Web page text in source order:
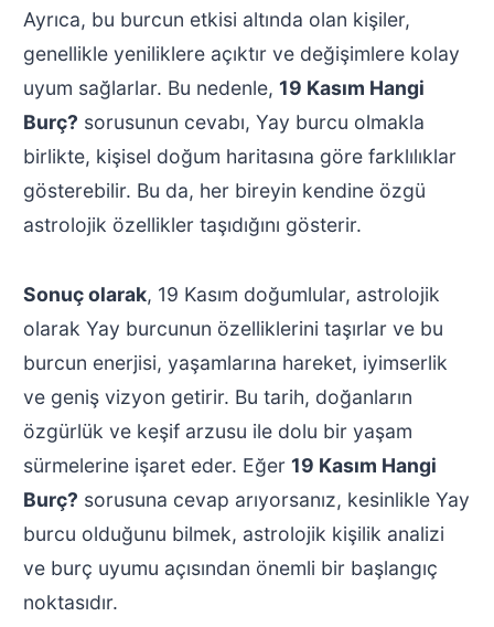
Ayrıca, bu burcun etkisi altında olan kişiler,
genellikle yeniliklere açıktır ve değişimlere kolay
uyum sağlarlar. Bu nedenle, 19 Kasım Hangi
Burç? sorusunun cevabı, Yay burcu olmakla
birlikte, kişisel doğum haritasına göre farklılıklar
gösterebilir. Bu da, her bireyin kendine özgü
astrolojik özellikler taşıdığını gösterir.
Sonuç olarak, 19 Kasım doğumlular, astrolojik
olarak Yay burcunun özelliklerini taşırlar ve bu
burcun enerjisi, yaşamlarına hareket, iyimserlik
ve geniş vizyon getirir. Bu tarih, doğanların
özgürlük ve keşif arzusu ile dolu bir yaşam
sürmelerine işaret eder. Eğer 19 Kasım Hangi
Burç? sorusuna cevap arıyorsanız, kesinlikle Yay
burcu olduğunu bilmek, astrolojik kişilik analizi
ve burç uyumu açısından önemli bir başlangıç
noktasıdır.